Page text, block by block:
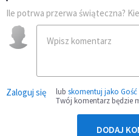
Ile potrwa przerwa świąteczna?
Zaloguj się lub skomentuj jako Gość
Twój komentarz będzie
DODAJ